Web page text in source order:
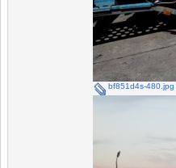
bf851d4s-480.jpg